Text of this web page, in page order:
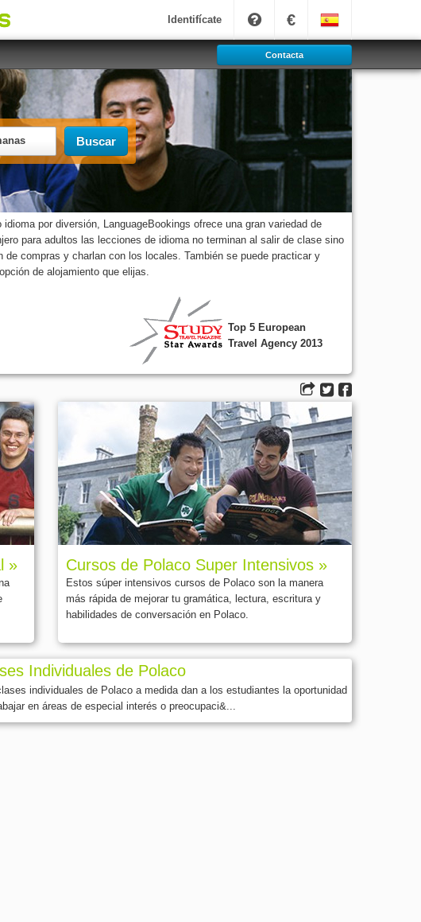
Identifícate €
Contacta
Buscar
por diversión, LanguageBookings ofrece una gran variedad de
para adultos las lecciones de idioma no terminan al salir de clase sino
compras y charlan con los locales. También se puede practicar y
de alojamiento que elijas.
Top 5 European
Travel Agency 2013
» Cursos de Polaco Super Intensivos »
Estos súper intensivos cursos de Polaco son la manera
más rápida de mejorar tu gramática, lectura, escritura y
habilidades de conversación en Polaco.
Individuales de Polaco
individuales de Polaco a medida dan a los estudiantes la oportunidad
en áreas de especial interés o preocupaci&...